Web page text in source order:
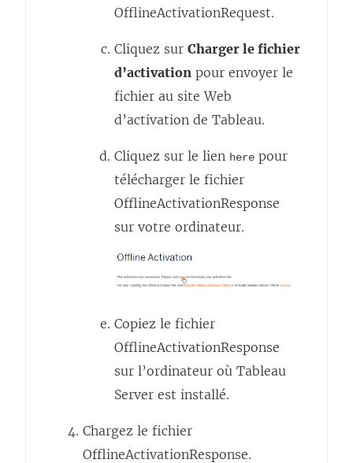
’
o
u
r
d
n
n
o
u
OfflineActivationRequest.
Cliquez sur Charger le fichier
d’activation pour envoyer le
fichier au site Web
d’activation de Tableau.
Cliquez sur le lien here pour
télécharger le fichier
OfflineActivationResponse
sur votre ordinateur.
Copiez le fichier
OfflineActivationResponse
sur l’ordinateur où Tableau
Server est installé.
Chargez le fichier
OfflineActivationResponse.